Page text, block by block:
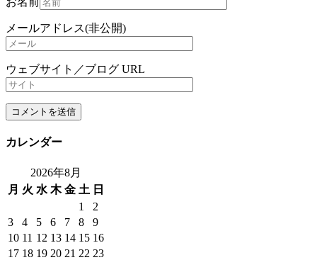
メールアドレス(非公開)
ウェブサイト／ブログ URL
カレンダー
2026年8月
月 火 水 木 金 土 日
1
2
3
4 5 6 7 8
9
10 11 12 13 14 15 16
17 18 19 20 21 22 23